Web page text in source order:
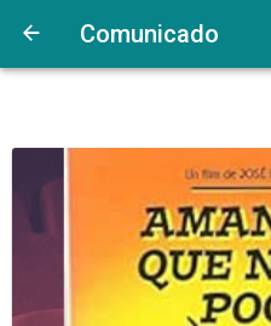
Comunicado